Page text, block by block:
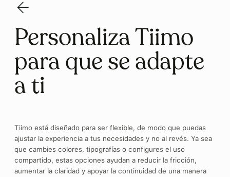
Personaliza Tiimo
para que se adapte
a ti
Tiimo está diseñado para ser flexible, de modo que puedas
ajustar la experiencia a tus necesidades y no al revés. Ya sea
que cambies colores, tipografías o configures el uso
compartido, estas opciones ayudan a reducir la fricción,
aumentar la claridad y apoyar la continuidad de una manera